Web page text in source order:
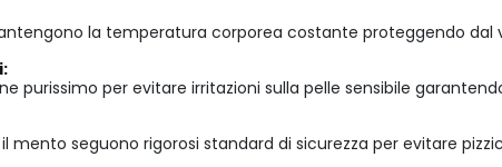
la temperatura corporea costante proteggendo dal
purissimo per evitare irritazioni sulla pelle sensibile
mento seguono rigorosi standard di sicurezza per evitare